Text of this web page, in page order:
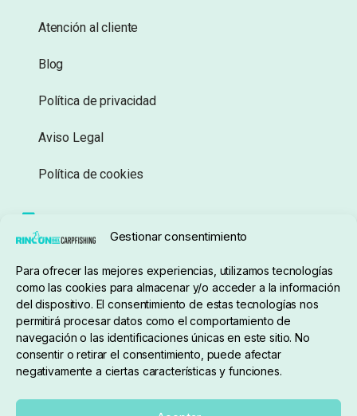
Gestionar consentimiento
Para ofrecer las mejores experiencias, utilizamos tecnologías
como las cookies para almacenar y/o acceder a la información
del dispositivo. El consentimiento de estas tecnologías nos
permitirá procesar datos como el comportamiento de
navegación o las identificaciones únicas en este sitio. No
consentir o retirar el consentimiento, puede afectar
negativamente a ciertas características y funciones.
Atención al cliente
Blog
Política de privacidad
Aviso Legal
Política de cookies
Sobre nosotros